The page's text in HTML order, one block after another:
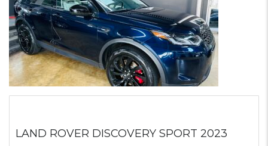
LAND ROVER DISCOVERY SPORT 2023